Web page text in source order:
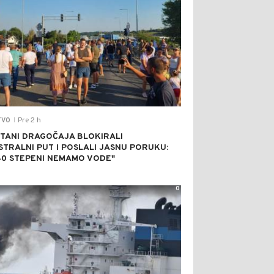
Pre 2 h
DRAGOČAJA BLOKIRALI
PUT I POSLALI JASNU PORUKU:
STEPENI NEMAMO VODE"
0